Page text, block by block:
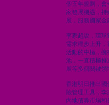
個五年規劃，會
家發展機遇，持
展，服務國家
李家超說，環球
需求穩步上升
活動的中樞，擁
池，一直積極推
展等多個關鍵領
香港明日推出國
險管理工具，
內地債券市場